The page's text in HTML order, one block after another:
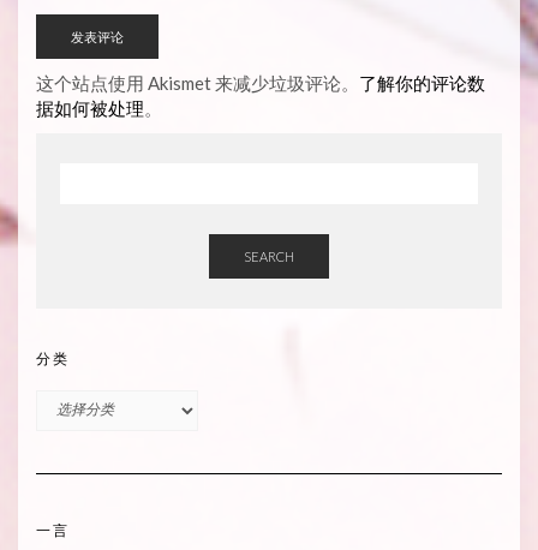
这个站点使用 Akismet 来减少垃圾评论。 了解你的评论数
据如何被处理。
SEARCH
分类
一言